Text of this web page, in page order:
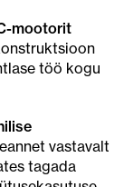
mootorit
töö kogu
vastavalt
tagada